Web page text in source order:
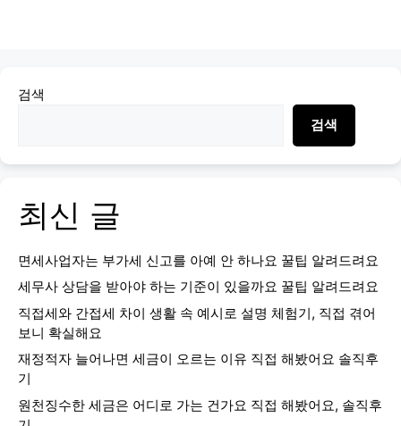
검색
검색
최신 글
면세사업자는 부가세 신고를 아예 안 하나요 꿀팁 알려드려요
세무사 상담을 받아야 하는 기준이 있을까요 꿀팁 알려드려요
직접세와 간접세 차이 생활 속 예시로 설명 체험기, 직접 겪어
보니 확실해요
재정적자 늘어나면 세금이 오르는 이유 직접 해봤어요 솔직후
기
원천징수한 세금은 어디로 가는 건가요 직접 해봤어요, 솔직후